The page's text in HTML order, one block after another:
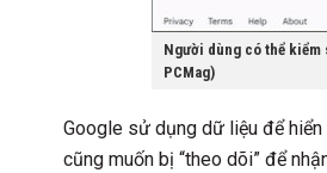
Người dùng có thể kiểm
PCMag)
Google sử dụng dữ liệu để
cũng muốn bị “theo dõi” để